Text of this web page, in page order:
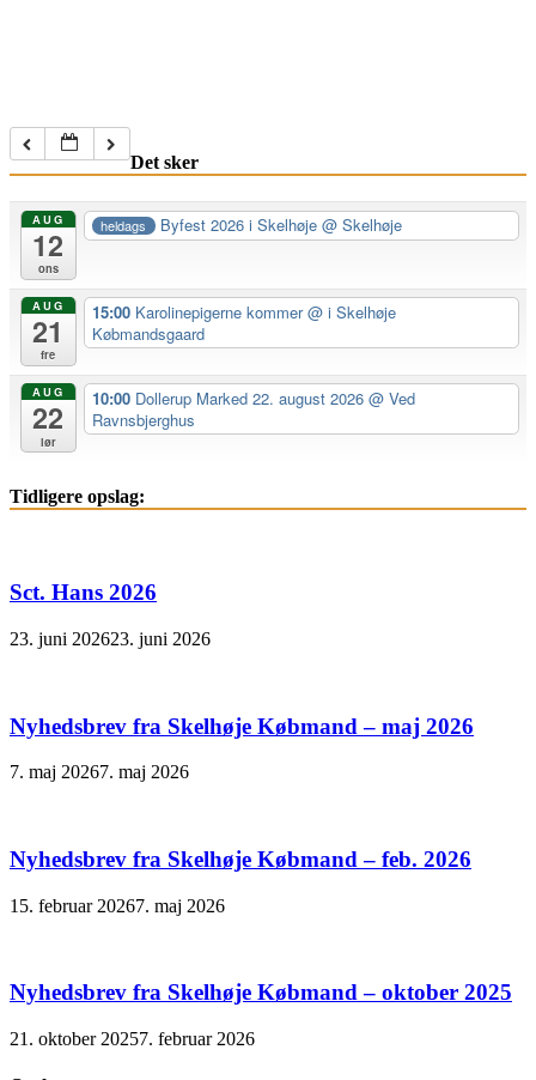
Det sker
AUG
12
ons
heldags Byfest 2026 i Skelhøje@ Skelhøje
AUG
21
fre
15:00 Karolinepigerne kommer@ i Skelhøje
Købmandsgaard
AUG
22
lør
10:00 Dollerup Marked 22. august 2026 @ Ved
Ravnsbjerghus
Tidligere opslag:
Sct. Hans 2026
23. juni 202623. juni 2026
Nyhedsbrev fra Skelhøje Købmand – maj 2026
7. maj 20267. maj 2026
Nyhedsbrev fra Skelhøje Købmand – feb. 2026
15. februar 20267. maj 2026
Nyhedsbrev fra Skelhøje Købmand – oktober 2025
21. oktober 20257. februar 2026